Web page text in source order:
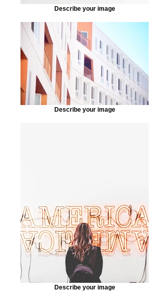
Describe your image
Describe your image
Describe your image